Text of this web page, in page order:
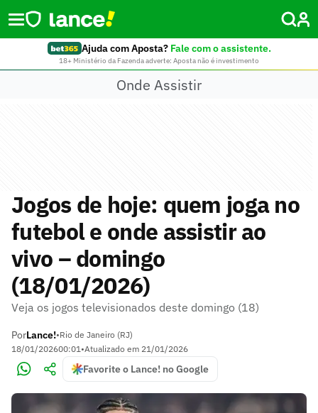
Ajuda com Aposta? Fale com o assistente.
18+ Ministério da Fazenda adverte: Aposta não é investimento
Onde Assistir
Jogos de hoje: quem joga no
futebol e onde assistir ao
vivo – domingo
(18/01/2026)
Veja os jogos televisionados deste domingo (18)
PorLance!•Rio de Janeiro (RJ)
18/01/202600:01•Atualizado em 21/01/2026
Favorite o Lance! no Google